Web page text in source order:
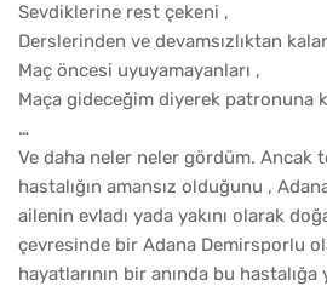
Sevdiklerine rest çekeni ,
Derslerinden ve devamsızlıktan
Maç öncesi uyuyamayanları ,
Maça gideceğim diyerek patronuna
…
Ve daha neler neler gördüm. Ancak
hastalığın amansız olduğunu ,
ailenin evladı yada yakını olarak
çevresinde bir Adana Demirsporlu
hayatlarının bir anında bu hastalığa